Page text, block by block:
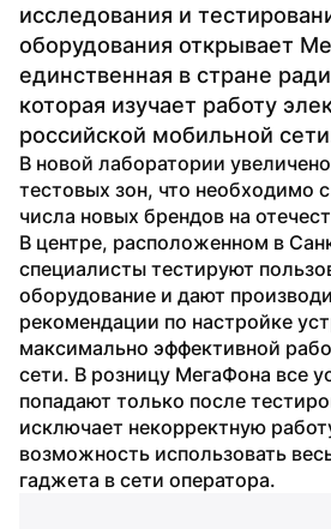
исследования и
оборудования открывает
единственная в стране
которая изучает работу
российской мобильной
В новой лаборатории
тестовых зон, что необходимо
числа новых брендов на
В центре, расположенном в
специалисты тестируют
оборудование и дают
рекомендации по настройке
максимально эффективной
сети. В розницу МегаФона все
попадают только после
исключает некорректную
возможность использовать
гаджета в сети оператора.